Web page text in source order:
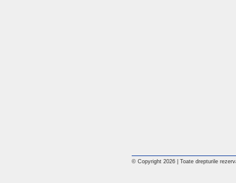
© Copyright 2026 | Toate drepturile